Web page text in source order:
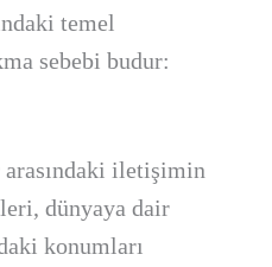
temel
sebebi budur:
iletişimin
dünyaya dair
konumları